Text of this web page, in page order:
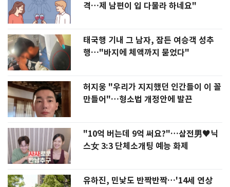
격…제 남편이 입 다물라 하네요"
태국행 기내 그 남자, 잠든 여승객 성추
행…"바지에 체액까지 묻었다"
허지웅 "우리가 지지했던 인간들이 이 꼴
만들어"…형소법 개정안에 발끈
"10억 버는데 9억 써요?"…삼전男♥닉
스女 3:3 단체소개팅 예능 화제
유하진, 민낯도 반짝반짝…'14세 연상